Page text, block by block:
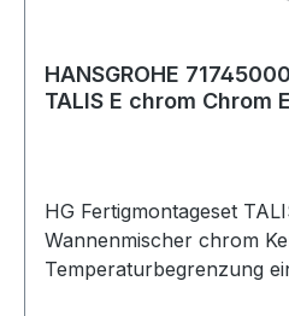
HANSGROHE
TALIS E chrom Chrom
HG Fertigmontageset
Wannenmischer chrom
Temperaturbegrenzung